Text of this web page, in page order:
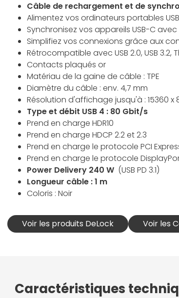
Câble de rechargement et de
Alimentez vos ordinateurs portables
Synchronisez vos appareils USB-C
Simplifiez vos connexions grâce aux
Rétrocompatible avec USB 2.0, USB
Contacts plaqués or
Matériau de la gaine de câble : TPE
Diamètre du câble : env. 4,7 mm
Résolution d'affichage jusqu'à : 15360 x
Type et débit USB 4 : 80 Gbit/s
Prend en charge HDR10
Prend en charge HDCP 2.2 et 2.3
Prend en charge le protocole PCI
Prend en charge le protocole
Power Delivery 240 W (USB PD 3.1)
Longueur câble : 1 m
Coloris : Noir
Voir les produits DeLock Voir les
Caractéristiques